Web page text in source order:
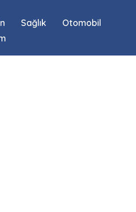
Sağlık
Otomobil